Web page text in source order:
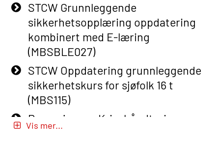
Basic Safety Training – Refresher
Course (English) (OBS1063)
Basic Safety Training – Refresher
Course (English) for emergency
response personnel with Adaptive E-
learning (OBSBLE050)
Helikopterevakuering inkl pustelunge
med adaptive e-læring (OSEBLE018)
STCW Grunnleggende
sikkerhetsopplæring oppdatering
kombinert med E-læring
(MBSBLE027)
STCW Oppdatering grunnleggende
sikkerhetskurs for sjøfolk 16 t
(MBS115)
Passasjer- og Krisehåndtering
(MBSBLE020)
Vis mer...